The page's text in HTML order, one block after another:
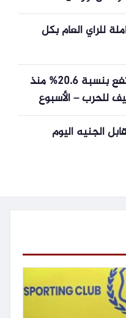
للرأي العام بكل
أسعار الذهب في مصر ترتفع بنسبة 20.6% منذ
للحرب – الأسبوع
الجنيه اليوم